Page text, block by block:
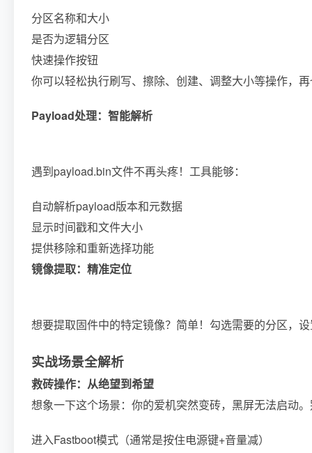
分区名称和大小
是否为逻辑分区
快速操作按钮
你可以轻松执行刷写、擦除、创建、调整大小等操作，
Payload处理：智能解析
遇到payload.bin文件不再头疼！工具能够：
自动解析payload版本和元数据
显示时间戳和文件大小
提供移除和重新选择功能
镜像提取：精准定位
想要提取固件中的特定镜像？简单！勾选需要的分区，
实战场景全解析
救砖操作：从绝望到希望
想象一下这个场景：你的爱机突然变砖，黑屏无法启动
进入Fastboot模式（通常是按住电源键+音量减）